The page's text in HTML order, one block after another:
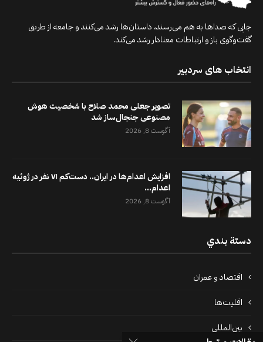
جایی که صداها به هم می‌رسند، داستان‌ها رشد می‌کنند و جامعه از طریق
گفت‌وگوی باز و ارتباطات معنادار رشد می‌کند.
انتخاب های سردبیر
تصویر جعلی محمد صلاح با شخصیت هوش
مصنوعی جنجال‌ساز شد
آگوست 8, 2026
افزایش اعدام‌ها در ایران.. دست‌کم ۷۱ نفر در ژوئیه
اعدام...
آگوست 8, 2026
دستة بندي
اقتصاد و عمران
اقلیت‌ها
بین‌المللی